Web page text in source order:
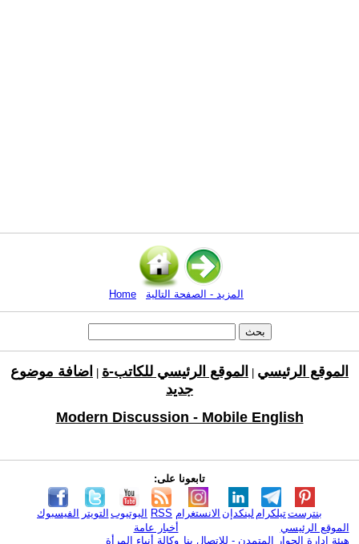
Home المزيد - الصفحة التالية
الموقع الرئيسي الموقع الرئيسي للكاتب-ة
اضافة موضوع
جديد
Modern Discussion - Mobile English
تابعونا على:
الفيسبوك التويتر اليوتيوب RSS الانستغرام لينكدإن تيلكرامبنترست
الموقع الرئيسي
هيئة ادارة الحوار المتمدن - للإتصال بنا
أخبار عامة
وكالة أنباء المرأة